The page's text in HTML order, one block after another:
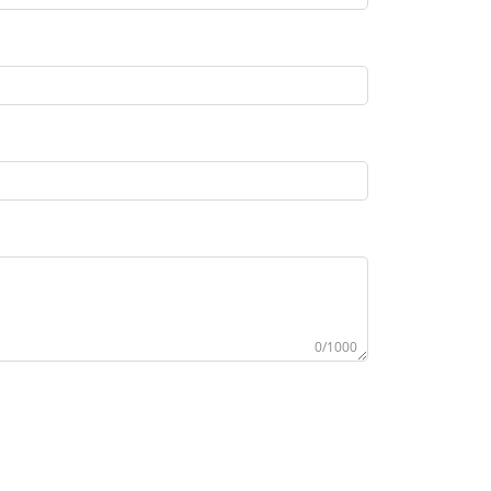
0/1000